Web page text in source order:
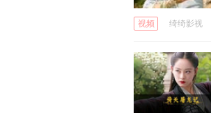
视频 绮绮影视